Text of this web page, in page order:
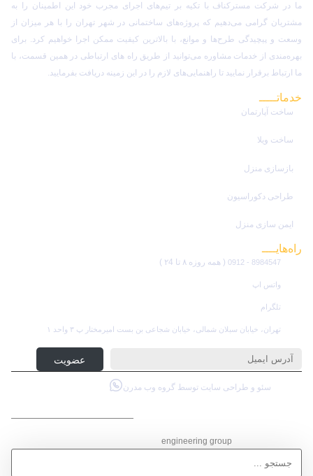
ما در شرکت مسترکناف با تکیه بر تیم‌های اجرای مجرب خود این اطمینان را به
مشتریان گرامی می‌دهیم که پروژه‌های ساختمانی در شهر تهران را با هر میزان از
وسعت و پیچیدگی طرح‌ها و موانع، با بالاترین کیفیت ممکن اجرا خواهیم کرد. برای
بهره‌مندی از خدمات مشاوره می‌توانید از طریق راه های ارتباطی در همین قسمت، با
ما ارتباط برقرار نمایید تا راهنمایی‌های لازم را در این زمینه دریافت بفرمایید.
خدماتـــــ
ساخت آپارتمان
ساخت ویلا
بازسازی منزل
طراحی دکوراسیون
ایمن سازی منزل
راه‌هایــــ
8984547 - 0912 ( همه روزه ۸ تا ۲4 )
واتس اپ
تلگرام
تهران، خیابان سبلان شمالی، خیابان شجاعی بن بست امیرمختار پ ۳ واحد ۱
عضویت
سئو و طراحی سایت توسط گروه وب مدرن
engineering group